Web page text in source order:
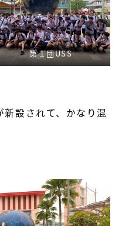
第１団USS
設されて、かなり混